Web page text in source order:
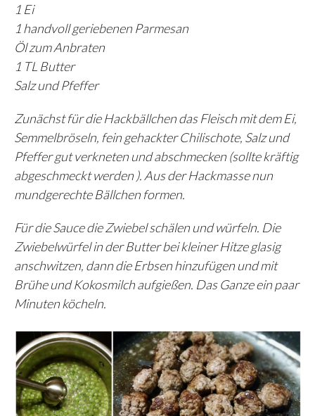
1 Ei
1 handvoll geriebenen Parmesan
Öl zum Anbraten
1 TL Butter
Salz und Pfeffer
Zunächst für die Hackbällchen das Fleisch mit dem Ei,
Semmelbröseln, fein gehackter Chilischote, Salz und
Pfeffer gut verkneten und abschmecken (sollte kräftig
abgeschmeckt werden ). Aus der Hackmasse nun
mundgerechte Bällchen formen.
Für die Sauce die Zwiebel schälen und würfeln. Die
Zwiebelwürfel in der Butter bei kleiner Hitze glasig
anschwitzen, dann die Erbsen hinzufügen und mit
Brühe und Kokosmilch aufgießen. Das Ganze ein paar
Minuten köcheln.